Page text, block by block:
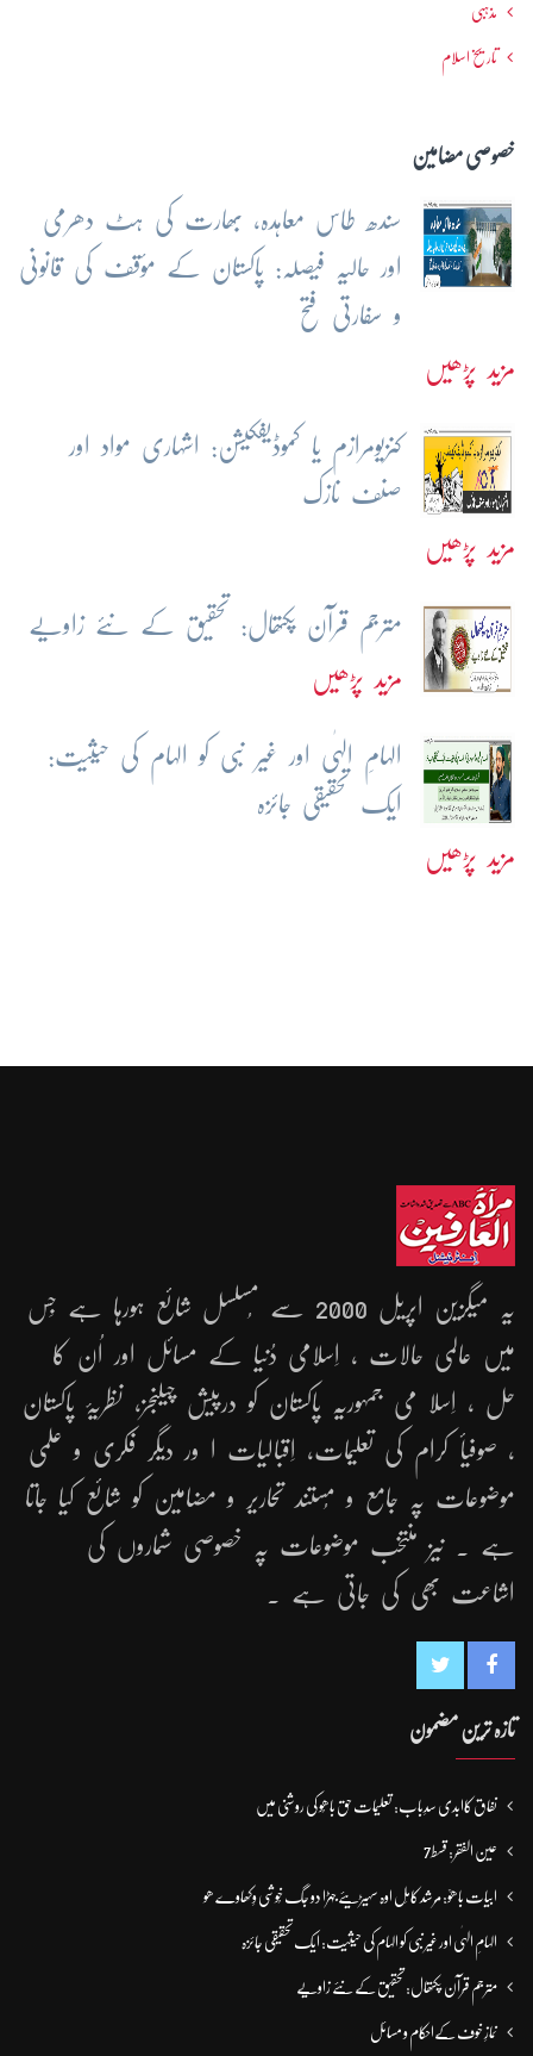
مذہبی
تاریخ اسلام
خصوصی مضامین
سندھ طاس معاہدہ، بھارت کی ہٹ دھرمی
اور حالیہ فیصلہ: پاکستان کے مؤقف کی قانونی
و سفارتی فتح
مزید پڑھیں
کنزیومرازم یا کموڈیفکیشن: اشہاری مواد اور
صنف نازک
مزید پڑھیں
مترجم قرآن پکتھال: تحقیق کے نئے زاویے
مزید پڑھیں
الہامِ الہٰی اور غیر نبی کو الہام کی حیثیت:
ایک تحقیقی جائزہ
مزید پڑھیں
یہ میگزین اپریل 2000 سے مُسلسل شائع ہورہا ہے جِس
میں عالمی حالات ، اِسلامی دُنیا کے مسائل اور اُن کا
حل ، اِسلا می جمہوریّہ پاکستان کو درپیش چیلنجز، نظریۂ پاکستان
، صوفیأ کرام کی تعلیمات، اِقبالیات ا ور دیگر فکری و علمی
موضوعات پہ جامع و مُستند تحاریر و مضامین کو شائع کیا جاتا
ہے ۔ نیز منتخب موضوعات پہ خصوصی شماروں کی
اشاعت بھی کی جاتی ہے ۔
تازہ ترین مضمون
نفاق کاابدی سدِباب: تعلیمات حق باھُو کی روشنی میں
عین الفقر: قسط7
ابیات باھوؒ: مُرشد کامِل اوہ سہیڑیئے جہڑا دو جگ خُوشی وِکھاوے ھو
الہامِ الہٰی اور غیر نبی کو الہام کی حیثیت: ایک تحقیقی جائزہ
مترجم قرآن پکتھال: تحقیق کے نئے زاویے
نمازِ خوف کےاحکام و مسائل